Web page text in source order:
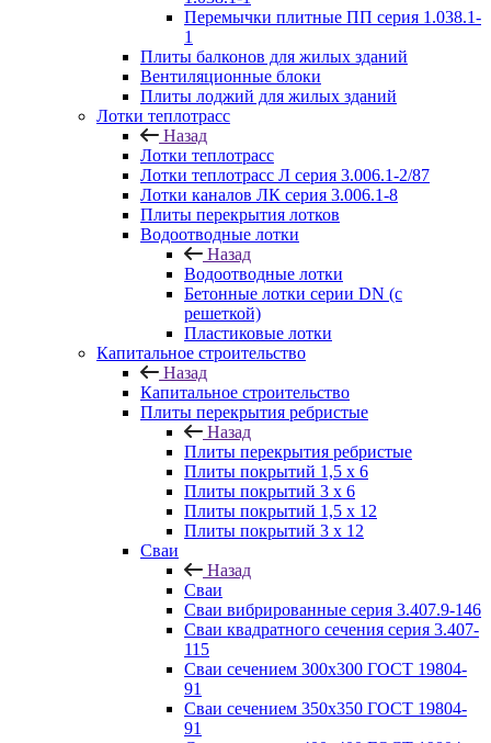
Перемычки плитные ПП серия 1.038.1-
1
Плиты балконов для жилых зданий
Вентиляционные блоки
Плиты лоджий для жилых зданий
Лотки теплотрасс
Назад
Лотки теплотрасс
Лотки теплотрасс Л серия 3.006.1-2/87
Лотки каналов ЛК серия 3.006.1-8
Плиты перекрытия лотков
Водоотводные лотки
Назад
Водоотводные лотки
Бетонные лотки серии DN (с
решеткой)
Пластиковые лотки
Капитальное строительство
Назад
Капитальное строительство
Плиты перекрытия ребристые
Назад
Плиты перекрытия ребристые
Плиты покрытий 1,5 x 6
Плиты покрытий 3 x 6
Плиты покрытий 1,5 x 12
Плиты покрытий 3 x 12
Сваи
Назад
Сваи
Сваи вибрированные серия 3.407.9-146
Сваи квадратного сечения серия 3.407-
115
Сваи сечением 300х300 ГОСТ 19804-
91
Сваи сечением 350х350 ГОСТ 19804-
91